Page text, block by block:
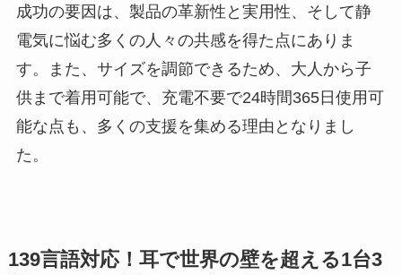
成功の要因は、製品の革新性と実用性、そして静
電気に悩む多くの人々の共感を得た点にありま
す。また、サイズを調節できるため、大人から子
供まで着用可能で、充電不要で24時間365日使用可
能な点も、多くの支援を集める理由となりまし
た。
139言語対応！耳で世界の壁を超える1台3